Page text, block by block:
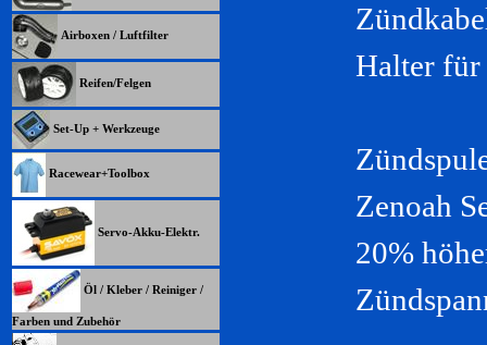
Airboxen / Luftfilter
Reifen/Felgen
Set-Up + Werkzeuge
Racewear+Toolbox
Servo-Akku-Elektr.
Öl / Kleber / Reiniger /
Farben und Zubehör
Halter für
Zenoah
20%